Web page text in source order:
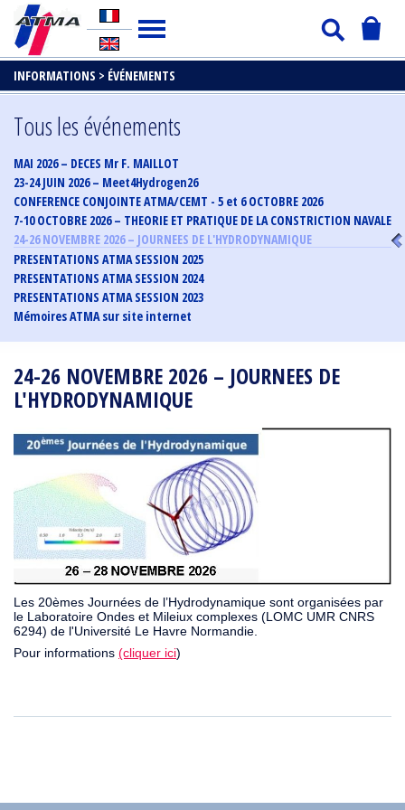
INFORMATIONS > ÉVÉNEMENTS
24-26 NOVEMBRE 2026 – JOURNEES DE
L'HYDRODYNAMIQUE
Les 20èmes Journées de l’Hydrodynamique sont organisées par
le Laboratoire Ondes et Mileiux complexes (LOMC UMR CNRS
6294) de l'Université Le Havre Normandie.
Pour informations (cliquer ici)
Tous les événements
MAI 2026 – DECES Mr F. MAILLOT
23-24 JUIN 2026 – Meet4Hydrogen26
CONFERENCE CONJOINTE ATMA/CEMT - 5 et 6 OCTOBRE 2026
7-10 OCTOBRE 2026 – THEORIE ET PRATIQUE DE LA CONSTRICTION NAVALE
24-26 NOVEMBRE 2026 – JOURNEES DE L'HYDRODYNAMIQUE
PRESENTATIONS ATMA SESSION 2025
PRESENTATIONS ATMA SESSION 2024
PRESENTATIONS ATMA SESSION 2023
Mémoires ATMA sur site internet